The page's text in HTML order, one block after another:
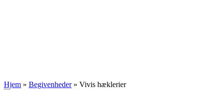
Hjem » Begivenheder» Vivis hæklerier